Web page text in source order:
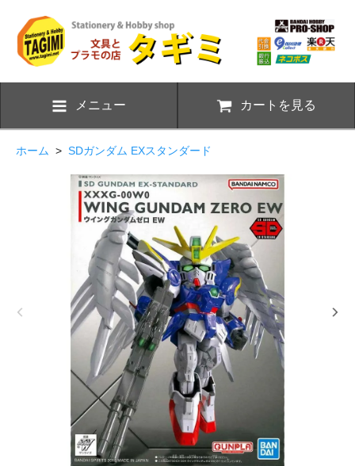
メニュー カートを見る
ホーム > SDガンダム EXスタンダード